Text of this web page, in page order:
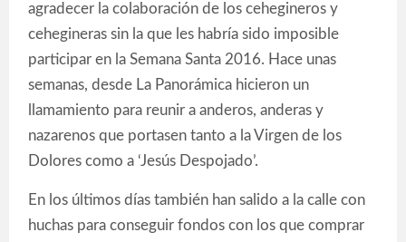
agradecer la colaboración de los cehegineros y
cehegineras sin la que les habría sido imposible
participar en la Semana Santa 2016. Hace unas
semanas, desde La Panorámica hicieron un
llamamiento para reunir a anderos, anderas y
nazarenos que portasen tanto a la Virgen de los
Dolores como a ‘Jesús Despojado’.
En los últimos días también han salido a la calle con
huchas para conseguir fondos con los que comprar